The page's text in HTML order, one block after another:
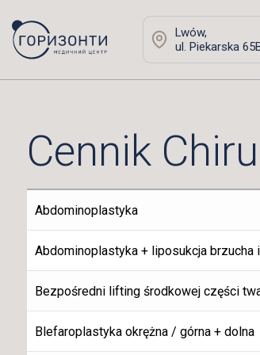
Lwów,
ul. Piekarska
Cennik
Abdominoplastyka
Abdominoplastyka + liposukcja brzucha
Bezpośredni lifting środkowej części
Blefaroplastyka okrężna / górna + dolna